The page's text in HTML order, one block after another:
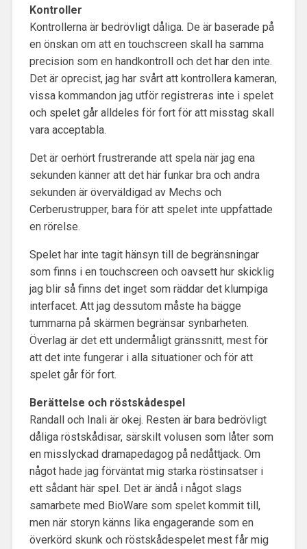
Kontroller
Kontrollerna är bedrövligt dåliga. De är baserade på
en önskan om att en touchscreen skall ha samma
precision som en handkontroll och det har den inte.
Det är oprecist, jag har svårt att kontrollera kameran,
vissa kommandon jag utför registreras inte i spelet
och spelet går alldeles för fort för att misstag skall
vara acceptabla.
Det är oerhört frustrerande att spela när jag ena
sekunden känner att det här funkar bra och andra
sekunden är överväldigad av Mechs och
Cerberustrupper, bara för att spelet inte uppfattade
en rörelse.
Spelet har inte tagit hänsyn till de begränsningar
som finns i en touchscreen och oavsett hur skicklig
jag blir så finns det inget som räddar det klumpiga
interfacet. Att jag dessutom måste ha bägge
tummarna på skärmen begränsar synbarheten.
Överlag är det ett undermåligt gränssnitt, mest för
att det inte fungerar i alla situationer och för att
spelet går för fort.
Berättelse och röstskådespel
Randall och Inali är okej. Resten är bara bedrövligt
dåliga röstskådisar, särskilt volusen som låter som
en misslyckad dramapedagog på nedåttjack. Om
något hade jag förväntat mig starka röstinsatser i
ett sådant här spel. Det är ändå i något slags
samarbete med BioWare som spelet kommit till,
men när storyn känns lika engagerande som en
överkörd skunk och röstskådespelet mest får mig